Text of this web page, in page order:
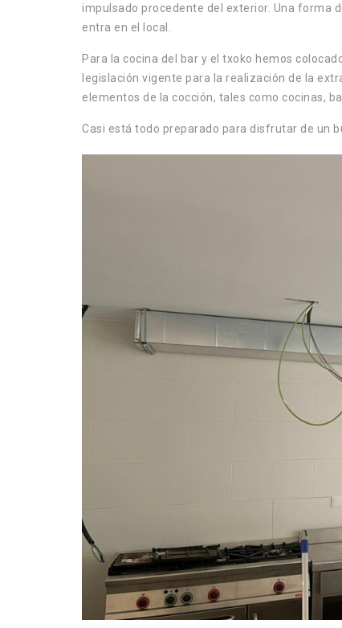
impulsado procedente del exterior. Una forma
entra en el local.
Para la cocina del bar y el txoko hemos
legislación vigente para la realización de la
elementos de la cocción, tales como cocinas,
Casi está todo preparado para disfrutar de un